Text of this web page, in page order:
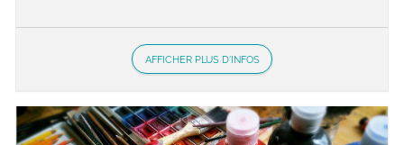
AFFICHER PLUS D'INFOS